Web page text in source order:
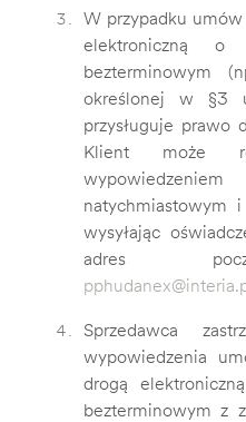
W przypadku
elektroniczną o
bezterminowym
określonej w §3
przysługuje prawo
Klient może
natychmiastowym
wysyłając
adres
Sprzedawca
wypowiedzenia
drogą
bezterminowym z